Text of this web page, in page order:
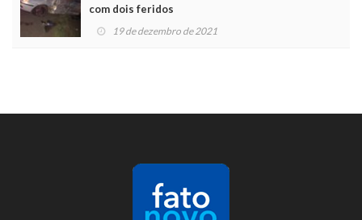
com dois feridos
19 de dezembro de 2021